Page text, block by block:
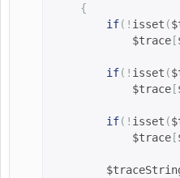
{
if(! isset (
$trace [
if(! isset (
$trace [
if(! isset (
$trace [